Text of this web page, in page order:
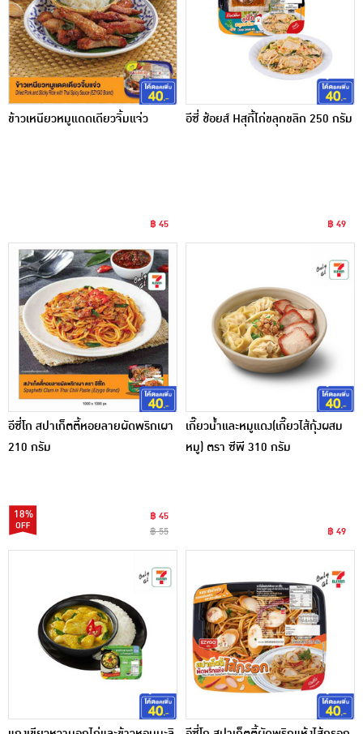
ข้าวเหนียวหมูแดดเดียวจิ้มแจ่ว
฿ 45
อีซี่ ช้อยส์ Hสุกี้ไก่ขลุกขลิก 250 กรัม
฿ 49
อีซี่โก สปาเก็ตตี้หอยลายผัดพริกเผา
210 กรัม
18%
฿ 45
฿ 55
เกี๊ยวน้ำและหมูแดง(เกี๊ยวไส้กุ้งผสม
หมู) ตรา ซีพี 310 กรัม
฿ 49